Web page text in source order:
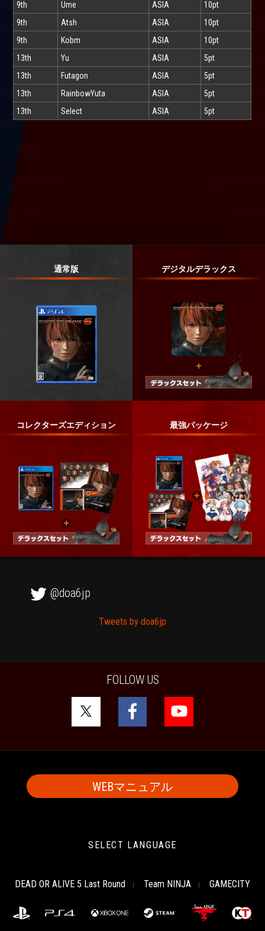
9th
Ume ASIA
10pt
9th
Atsh ASIA
10pt
9th
Kobm ASIA
10pt
13th
Yu ASIA
5pt
13th
Futagon ASIA
5pt
13th
RainbowYuta ASIA
5pt
13th
Select ASIA 5pt
通常版 デジタルデラックス
コレクターズエディション 最強パッケージ
@doa6jp
Tweets by doa6jp
FOLLOW US
WEBマニュアル
SELECT LANGUAGE
DEAD OR ALIVE 5 Last Round Team NINJA GAMECITY